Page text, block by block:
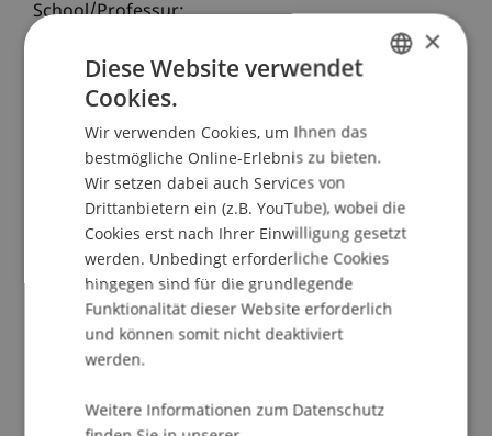
School/Professur:
Registrierung
Die Diplomfeiern mit der feierlichen Übergabe
der Diplomurkunden und Diploma Supplements
stellen einen Höhepunkt des akademischen
Jahres an der Universität Liechtenstein dar.
Bereits jetzt gratulieren wir allen Absolventinnen
und Absolventen und freuen uns, diesen
besonderen Anlass gemeinsam zu feiern. Die
Diplomfeiern finden zweimal pro Jahr im
Liechtenstein statt.
×
Diese Website verwendet
Cookies.
Wir verwenden Cookies, um Ihnen das
bestmögliche Online-Erlebnis zu bieten.
Wir setzen dabei auch Services von
Drittanbietern ein (z.B. YouTube), wobei die
Cookies erst nach Ihrer Einwilligung gesetzt
werden. Unbedingt erforderliche Cookies
hingegen sind für die grundlegende
Funktionalität dieser Website erforderlich
und können somit nicht deaktiviert
werden.
Weitere Informationen zum Datenschutz